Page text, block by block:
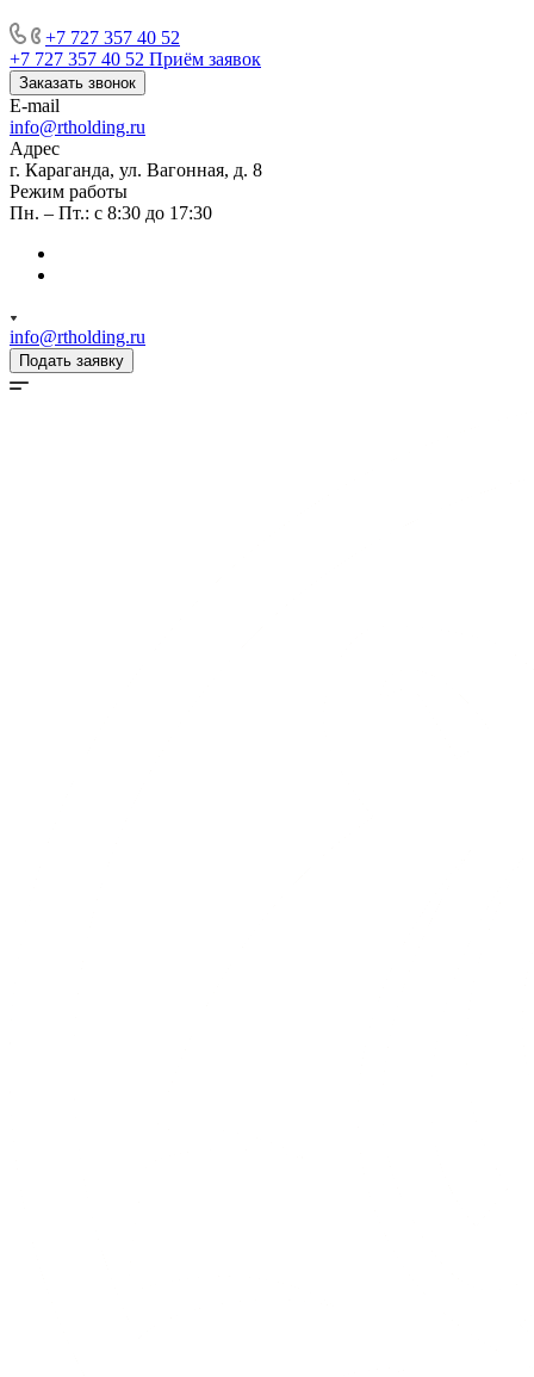
+7 727 357 40 52
+7 727 357 40 52 Приём заявок
Заказать звонок
E-mail
info@rtholding.ru
Адрес
г. Караганда, ул. Вагонная, д. 8
Режим работы
Пн. – Пт.: с 8:30 до 17:30
info@rtholding.ru
Подать заявку